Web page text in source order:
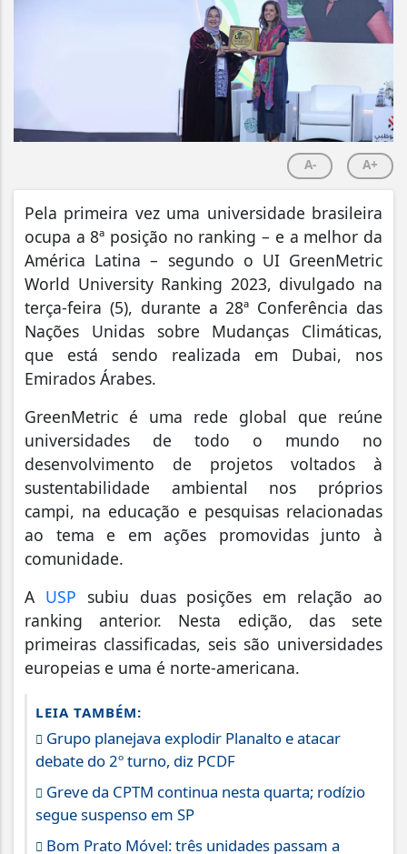
A- A+
Pela primeira vez uma universidade brasileira
ocupa a 8ª posição no ranking – e a melhor da
América Latina – segundo o UI GreenMetric
World University Ranking 2023, divulgado na
terça-feira (5), durante a 28ª Conferência das
Nações Unidas sobre Mudanças Climáticas,
que está sendo realizada em Dubai, nos
Emirados Árabes.
GreenMetric é uma rede global que reúne
universidades de todo o mundo no
desenvolvimento de projetos voltados à
sustentabilidade ambiental nos próprios
campi, na educação e pesquisas relacionadas
ao tema e em ações promovidas junto à
comunidade.
A USP subiu duas posições em relação ao
ranking anterior. Nesta edição, das sete
primeiras classificadas, seis são universidades
europeias e uma é norte-americana.
LEIA TAMBÉM:
Grupo planejava explodir Planalto e atacar
debate do 2º turno, diz PCDF
Greve da CPTM continua nesta quarta; rodízio
segue suspenso em SP
Bom Prato Móvel: três unidades passam a